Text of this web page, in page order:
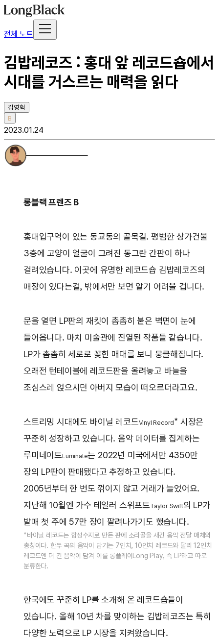
전체 노트
김밥레코즈 : 홍대 앞 레코드숍에서
시대를 거스르는 매력을 읽다
김영혁
B
2023.01.24
롱블랙 프렌즈 B
홍대입구역이 있는 동교동의 골목길. 평범한 상가건물
3층에 고양이 얼굴이 그려진 동그란 간판이 하나
걸려있습니다. 이곳에 유명한 레코드숍 김밥레코즈의
매장이 있다는걸, 밖에서만 보면 알기 어려울 겁니다.
문을 열면 LP판의 재킷이 촘촘히 붙은 벽면이 눈에
들어옵니다. 마치 미술관에 진열된 작품들 같습니다.
LP가 촘촘히 세로로 꽂힌 매대를 보니 뭉클해집니다.
오래전 턴테이블에 레코드판을 올려놓고 바늘을
조심스레 얹으시던 아버지 모습이 떠오르더라고요.
스트리밍 시대에도 바이닐 레코드Vinyl Record* 시장은
꾸준히 성장하고 있습니다. 음악 데이터를 집계하는
루미네이트Luminate는 2022년 미국에서만 4350만
장의 LP판이 판매됐다고 추정하고 있습니다.
2005년부터 한 번도 꺾이지 않고 거래가 늘었어요.
지난해 10월엔 가수 테일러 스위프트Taylor Swift의 LP가
발매 첫 주에 57만 장이 팔려나가기도 했습니다.
*바이닐 레코드는 합성수지로 만든 판에 소리골을 새긴 음악 전달 매체의
총칭이다. 한두 곡의 음악이 담기는 7인치, 10인치 레코드와 달리 12인치
레코드엔 더 긴 음악이 담겨 이를 롱플레이Long Play, 즉 LP라고 따로
분류한다.
한국에도 꾸준히 LP를 소개해 온 레코드숍들이
있습니다. 올해 10년 차를 맞이하는 김밥레코즈는 특히
다양한 노력으로 LP 시장을 지켜왔습니다.